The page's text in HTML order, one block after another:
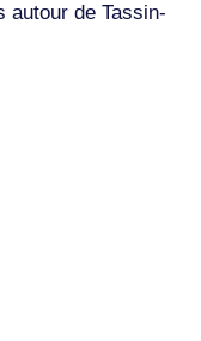
autour de Tassin-